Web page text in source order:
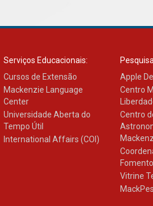
Serviços Educacionais:
Cursos de Extensão
Mackenzie Language
Center
Universidade Aberta do
Tempo Útil
International Affairs (COI)
Apple
Centro
Centro
Vitrine